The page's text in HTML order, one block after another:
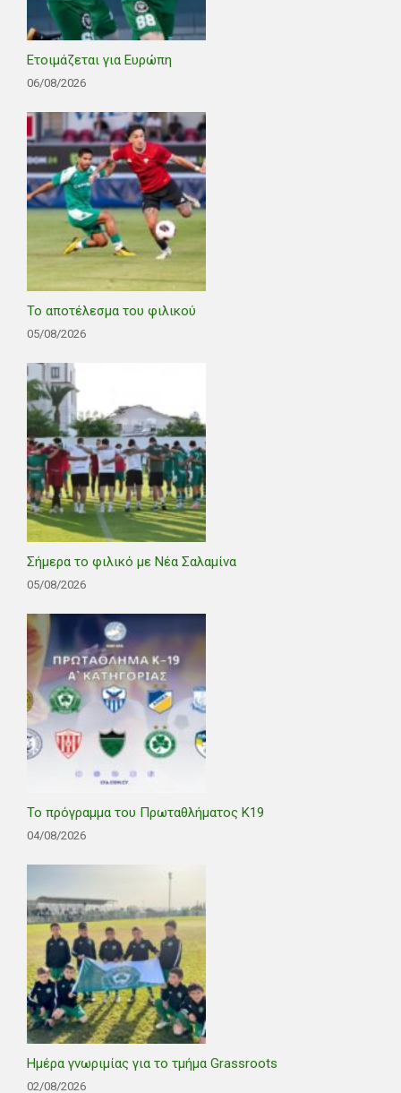
Ετοιμάζεται για Ευρώπη
06/08/2026
Το αποτέλεσμα του φιλικού
05/08/2026
Σήμερα το φιλικό με Νέα Σαλαμίνα
05/08/2026
Το πρόγραμμα του Πρωταθλήματος Κ19
04/08/2026
Ημέρα γνωριμίας για το τμήμα Grassroots
02/08/2026